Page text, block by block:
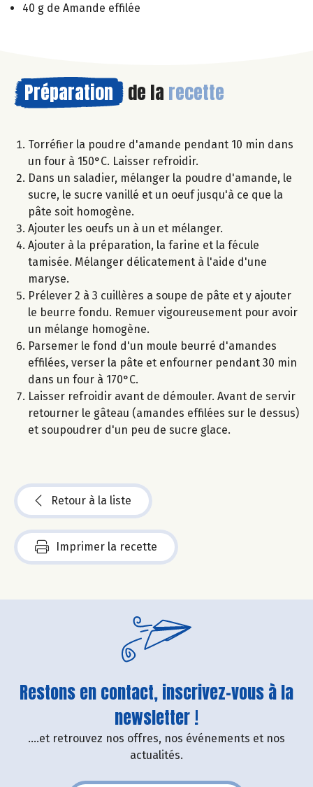
40 g de Amande effilée
Préparation de la recette
Torréfier la poudre d'amande pendant 10 min dans
un four à 150°C. Laisser refroidir.
Dans un saladier, mélanger la poudre d'amande, le
sucre, le sucre vanillé et un oeuf jusqu'à ce que la
pâte soit homogène.
Ajouter les oeufs un à un et mélanger.
Ajouter à la préparation, la farine et la fécule
tamisée. Mélanger délicatement à l'aide d'une
maryse.
Prélever 2 à 3 cuillères a soupe de pâte et y ajouter
le beurre fondu. Remuer vigoureusement pour avoir
un mélange homogène.
Parsemer le fond d'un moule beurré d'amandes
effilées, verser la pâte et enfourner pendant 30 min
dans un four à 170°C.
Laisser refroidir avant de démouler. Avant de servir
retourner le gâteau (amandes effilées sur le dessus)
et soupoudrer d'un peu de sucre glace.
Retour à la liste
Imprimer la recette
Restons en contact, inscrivez-vous à la
newsletter !
....et retrouvez nos offres, nos événements et nos
actualités.